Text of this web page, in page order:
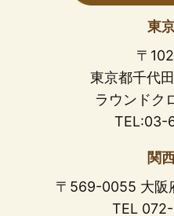
東
〒
東京都千代
ラウンドク
TEL:03-
関
〒569-0055 大阪
TEL